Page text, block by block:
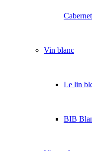
Vin blanc
Le lin
BIB